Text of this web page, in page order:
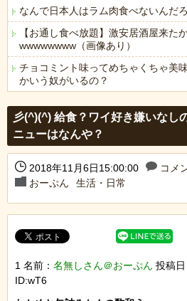
なんで日本人はラム肉食べないんだ
【お通し食べ放題】激安居酒屋来た
wwwwwwww（画像あり）
チョコミント味ってめちゃくちゃ美
かいう奴がいるの？
彡(^)(^) 給食？ワイ好き嫌いなし
ニューはなんや？
2018年11月6日15:00:00
コメ
おーぷん
生活・日常
1 名前： 名無しさん＠おーぷん 投稿
ID:wT6